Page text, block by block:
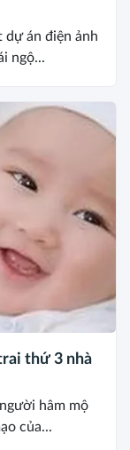
dự án điện ảnh
ngộ...
thứ 3 nhà
hâm mộ
của...